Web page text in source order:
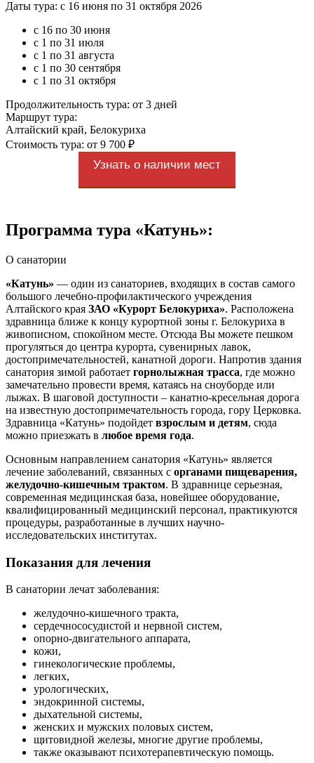
Даты тура: с 16 июня по 31 октября 2026
с 16 по 30 июня
с 1 по 31 июля
с 1 по 31 августа
с 1 по 30 сентября
с 1 по 31 октября
Продолжительность тура: от 3 дней
Маршрут тура:
Алтайский край, Белокуриха
Стоимость тура: от 9 700 ₽
Узнать о наличии мест
Программа тура «Катунь»:
О санатории
«Катунь» — один из санаториев, входящих в состав самого
большого лечебно-профилактического учреждения
Алтайского края ЗАО «Курорт Белокуриха». Расположена
здравница ближе к концу курортной зоны г. Белокуриха в
живописном, спокойном месте. Отсюда Вы можете пешком
прогуляться до центра курорта, сувенирных лавок,
достопримечательностей, канатной дороги. Напротив здания
санатория зимой работает горнолыжная трасса, где можно
замечательно провести время, катаясь на сноуборде или
лыжах. В шаговой доступности – канатно-кресельная дорога
на известную достопримечательность города, гору Церковка.
Здравница «Катунь» подойдет взрослым и детям, сюда
можно приезжать в любое время года.
Основным направлением санатория «Катунь» является
лечение заболеваний, связанных с органами пищеварения,
желудочно-кишечным трактом. В здравнице серьезная,
современная медицинская база, новейшее оборудование,
квалифицированный медицинский персонал, практикуются
процедуры, разработанные в лучших научно-
исследовательских институтах.
Показания для лечения
В санатории лечат заболевания:
желудочно-кишечного тракта,
сердечнососудистой и нервной систем,
опорно-двигательного аппарата,
кожи,
гинекологические проблемы,
легких,
урологических,
эндокринной системы,
дыхательной системы,
женских и мужских половых систем,
щитовидной железы, многие другие проблемы,
также оказывают психотерапевтическую помощь.